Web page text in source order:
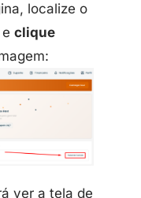
localize o
clique
ver a tela de